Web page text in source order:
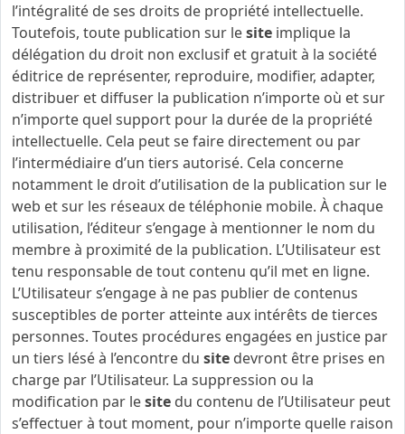
l’intégralité de ses droits de propriété intellectuelle.
Toutefois, toute publication sur lesite implique la
délégation du droit non exclusif et gratuit à la société
éditrice de représenter, reproduire, modifier, adapter,
distribuer et diffuser la publication n’importe où et sur
n’importe quel support pour la durée de la propriété
intellectuelle. Cela peut se faire directement ou par
l’intermédiaire d’un tiers autorisé. Cela concerne
notamment le droit d’utilisation de la publication sur le
web et sur les réseaux de téléphonie mobile. À chaque
utilisation, l’éditeur s’engage à mentionner le nom du
membre à proximité de la publication. L’Utilisateur est
tenu responsable de tout contenu qu’il met en ligne.
L’Utilisateur s’engage à ne pas publier de contenus
susceptibles de porter atteinte aux intérêts de tierces
personnes. Toutes procédures engagées en justice par
un tiers lésé à l’encontre du site devront être prises en
charge par l’Utilisateur. La suppression ou la
modification par lesite du contenu de l’Utilisateur peut
s’effectuer à tout moment, pour n’importe quelle raison